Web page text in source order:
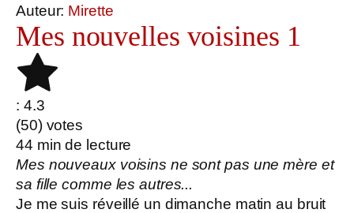
Auteur: Mirette
Mes nouvelles voisines 1
: 4.3
(50) votes
44 min de lecture
Mes nouveaux voisins ne sont pas une mère et
sa fille comme les autres...
Je me suis réveillé un dimanche matin au bruit